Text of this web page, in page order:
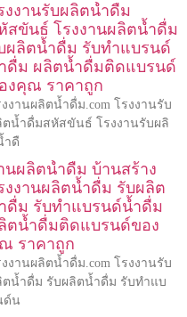
งงานรับผลิตน้ำดื่ม
สขันธ์ โรงงานผลิตน้ำดื่ม
ผลิตน้ำดื่ม รับทำแบรนด์
ดื่ม ผลิตน้ำดื่มติดแบรนด์
งคุณ ราคาถูก
งงานผลิตน้ำดื่ม.com โรงงานรับ
ตน้ำดื่มสหัสขันธ์ โรงงานรับผลิ
ำดื
นผลิตน้ำดื่ม บ้านสร้าง
งงานผลิตน้ำดื่ม รับผลิต
ดื่ม รับทำแบรนด์น้ำดื่ม
ตน้ำดื่มติดแบรนด์ของ
ราคาถูก
งงานผลิตน้ำดื่ม.com โรงงานรับ
ตน้ำดื่ม รับผลิตน้ำดื่ม รับทำแบ
ด์น